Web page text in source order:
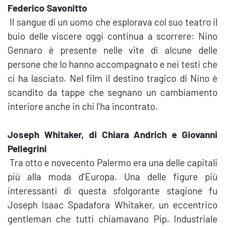
Federico Savonitto
Il sangue di un uomo che esplorava col suo teatro il
buio delle viscere oggi continua a scorrere: Nino
Gennaro è presente nelle vite di alcune delle
persone che lo hanno accompagnato e nei testi che
ci ha lasciato. Nel film il destino tragico di Nino è
scandito da tappe che segnano un cambiamento
interiore anche in chi l'ha incontrato.
Joseph Whitaker, di Chiara Andrich e Giovanni
Pellegrini
Tra otto e novecento Palermo era una delle capitali
più alla moda d'Europa. Una delle figure più
interessanti di questa sfolgorante stagione fu
Joseph Isaac Spadafora Whitaker, un eccentrico
gentleman che tutti chiamavano Pip. Industriale